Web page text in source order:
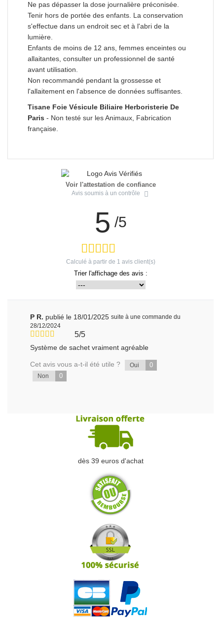
Ne pas dépasser la dose journalière préconisée.
Tenir hors de portée des enfants. La conservation
s'effectue dans un endroit sec et à l'abri de la
lumière.
Enfants de moins de 12 ans, femmes enceintes ou
allaitantes, consulter un professionnel de santé
avant utilisation.
Non recommandé pendant la grossesse et
l'allaitement en l'absence de données suffisantes.
Tisane Foie Vésicule Biliaire Herboristerie De
Paris - Non testé sur les Animaux, Fabrication
française.
Voir l'attestation de confiance
Avis soumis à un contrôle
5 /5
Calculé à partir de 1 avis client(s)
Trier l'affichage des avis :
P R. publié le 18/01/2025 suite à une commande du
28/12/2024
5/5
Système de sachet vraiment agréable
Cet avis vous a-t-il été utile ? Oui 0
Non 0
dès 39 euros d'achat